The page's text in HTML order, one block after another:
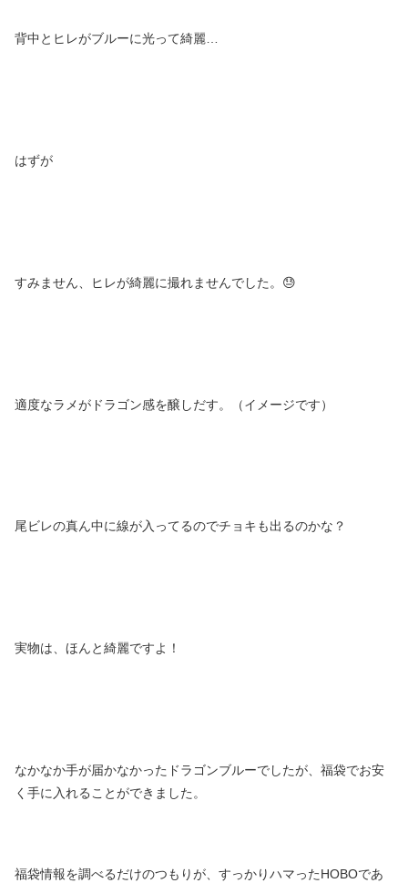
背中とヒレがブルーに光って綺麗…
はずが
すみません、ヒレが綺麗に撮れませんでした。😓
適度なラメがドラゴン感を醸しだす。（イメージです）
尾ビレの真ん中に線が入ってるのでチョキも出るのかな？
実物は、ほんと綺麗ですよ！
なかなか手が届かなかったドラゴンブルーでしたが、福袋でお安
く手に入れることができました。
福袋情報を調べるだけのつもりが、すっかりハマったHOBOであ